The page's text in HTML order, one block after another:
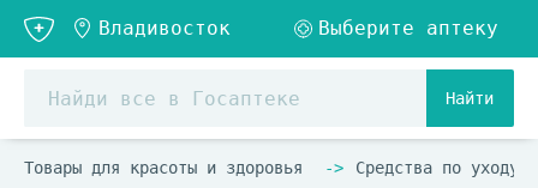
Найти
Товары для красоты и здоровья Средства по уходу